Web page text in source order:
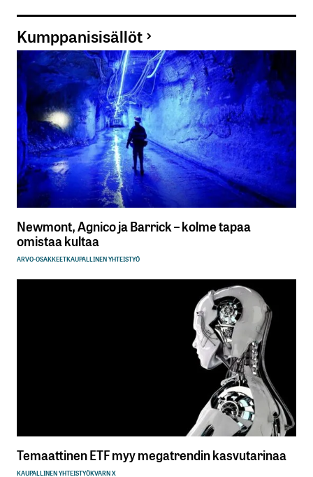
Kumppanisisällöt
Newmont, Agnico ja Barrick – kolme tapaa
omistaa kultaa
ARVO-OSAKKEETKAUPALLINEN YHTEISTYÖ
Temaattinen ETF myy megatrendin kasvutarinaa
KAUPALLINEN YHTEISTYÖKVARN X